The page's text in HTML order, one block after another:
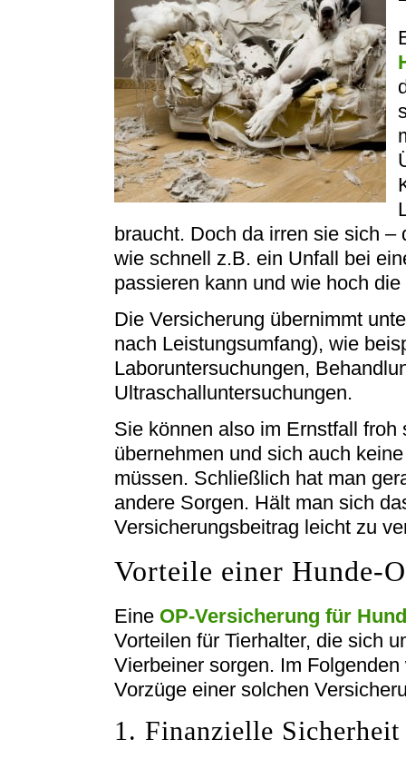
braucht. Doch da irren sie sich
wie schnell z.B. ein Unfall bei
passieren kann und wie hoch
Die Versicherung übernimmt
nach Leistungsumfang), wie
Laboruntersuchungen,
Ultraschalluntersuchungen.
Sie können also im Ernstfall
übernehmen und sich auch
müssen. Schließlich hat man
andere Sorgen. Hält man sich
Versicherungsbeitrag leicht zu
Vorteile einer Hunde-
Eine OP-Versicherung für
Vorteilen für Tierhalter, die sich
Vierbeiner sorgen. Im
Vorzüge einer solchen
1. Finanzielle